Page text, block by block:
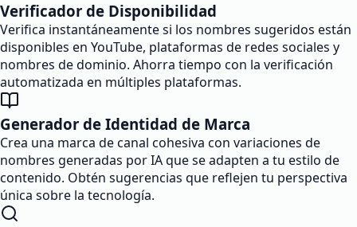
Verificador de Disponibilidad
Verifica instantáneamente si los nombres sugeridos están
disponibles en YouTube, plataformas de redes sociales y
nombres de dominio. Ahorra tiempo con la verificación
automatizada en múltiples plataformas.
Generador de Identidad de Marca
Crea una marca de canal cohesiva con variaciones de
nombres generadas por IA que se adapten a tu estilo de
contenido. Obtén sugerencias que reflejen tu perspectiva
única sobre la tecnología.